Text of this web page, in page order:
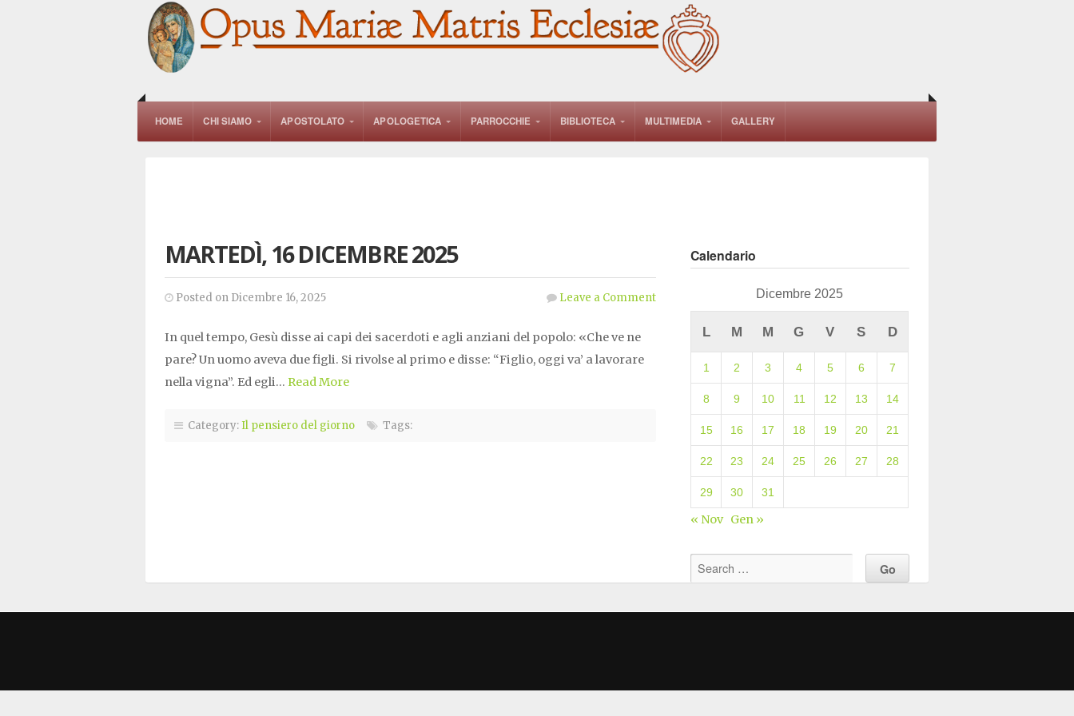
HOME CHI SIAMO APOSTOLATO APOLOGETICA PARROCCHIE BIBLIOTECA MULTIMEDIA GALLERY
MARTEDÌ, 16 DICEMBRE 2025
Posted on Dicembre 16, 2025 Leave a Comment
In quel tempo, Gesù disse ai capi dei sacerdoti e agli anziani del popolo: «Che ve ne
pare? Un uomo aveva due figli. Si rivolse al primo e disse: “Figlio, oggi va’ a lavorare
nella vigna”. Ed egli… Read More
Category:Il pensiero del giorno Tags:
Calendario
Dicembre 2025
L M M G V S D
1 2 3 4 5 6 7
8 9 10 11 12 13 14
15 16 17 18 19 20 21
22 23 24 25 26 27 28
29 30 31
« Nov Gen »